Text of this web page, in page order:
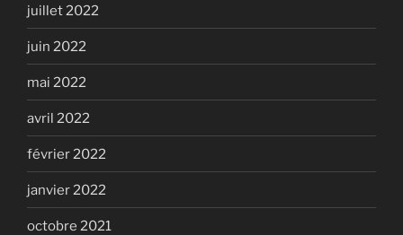
juillet 2022
juin 2022
mai 2022
avril 2022
février 2022
janvier 2022
octobre 2021